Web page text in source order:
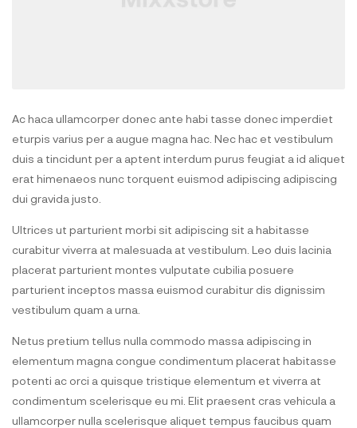
Ac haca ullamcorper donec ante habi tasse donec imperdiet
eturpis varius per a augue magna hac. Nec hac et vestibulum
duis a tincidunt per a aptent interdum purus feugiat a id aliquet
erat himenaeos nunc torquent euismod adipiscing adipiscing
dui gravida justo.
Ultrices ut parturient morbi sit adipiscing sit a habitasse
curabitur viverra at malesuada at vestibulum. Leo duis lacinia
placerat parturient montes vulputate cubilia posuere
parturient inceptos massa euismod curabitur dis dignissim
vestibulum quam a urna.
Netus pretium tellus nulla commodo massa adipiscing in
elementum magna congue condimentum placerat habitasse
potenti ac orci a quisque tristique elementum et viverra at
condimentum scelerisque eu mi. Elit praesent cras vehicula a
ullamcorper nulla scelerisque aliquet tempus faucibus quam